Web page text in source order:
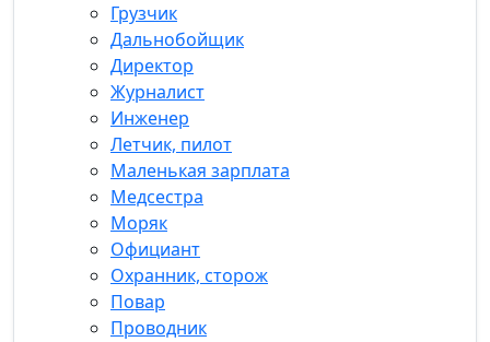
Грузчик
Дальнобойщик
Директор
Журналист
Инженер
Летчик, пилот
Маленькая зарплата
Медсестра
Моряк
Официант
Охранник, сторож
Повар
Проводник